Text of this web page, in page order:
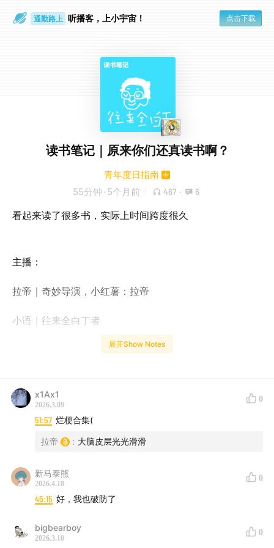
通勤路上 听播客，上小宇宙！ 点击下载
读书笔记｜原来你们还真读书啊？
青年度日指南
55分钟 · 5个月前 467 · 6
看起来读了很多书，实际上时间跨度很久
主播：
拉帝｜奇妙导演，小红薯：拉帝
小语｜往来全白丁者
03:44 《鹿男》- 万城目学
《热水用完了，问题还没有想明白》- 陆冉
11:24 《献给艾米丽的一朵玫瑰花》- 威廉 福克纳
《惶然录》- 费尔南多·佩索阿
展开Show Notes
x1Ax1
2026.3.09
0
51:57 烂梗合集(
拉帝 : 大脑皮层光光滑滑
新马泰熊
2026.4.18
0
45:15 好，我也破防了
bigbearboy
2026.3.10
0